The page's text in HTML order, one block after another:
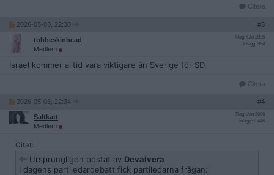
Citera
2026-05-03, 22:30 #3
tobbeskinhead
Medlem
Reg: Okt 2025
Inlägg: 994
Israel kommer alltid vara viktigare än Sverige för SD.
Citera
2026-05-03, 22:34 #4
Saltkatt
Medlem
Reg: Jan 2006
Inlägg: 8 446
Citat:
Ursprungligen postat av Devalvera
I dagens partiledardebatt fick partiledarna frågan: